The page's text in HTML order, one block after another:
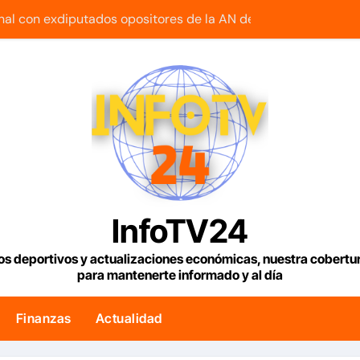
con exdiputados opositores de la AN de 2015
agrónomos insta a la banca a financiar la agricultura
café de «muy buena calidad» que está siendo
Condiciones Meteorológicas para las próximas 24 horas,
que no han sido atendidos
con cáncer que creó una escuelita para niños
tenemos es la reinstitucionalización
InfoTV24
deportivos y actualizaciones económicas, nuestra
para mantenerte informado y al día
Finanzas Actualidad